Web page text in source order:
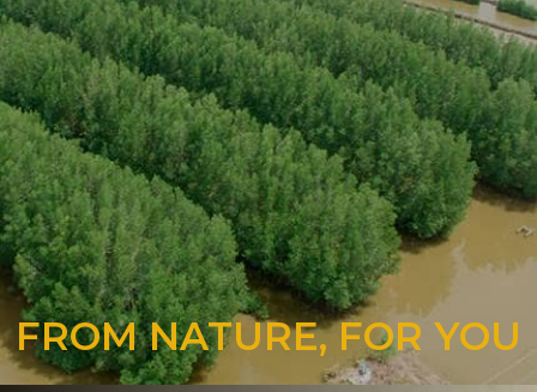
FROM NATURE, FOR YOU